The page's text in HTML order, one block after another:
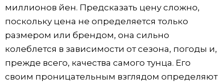
миллионов йен. Предсказать цену сложно,
поскольку цена не определяется только
размером или брендом, она сильно
колеблется в зависимости от сезона, погоды и,
прежде всего, качества самого тунца. Его
своим проницательным взглядом определяют